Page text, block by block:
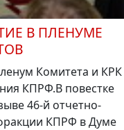
В ПЛЕНУМЕ
Комитета и КРК
КПРФ.В повестке
46-й отчетно-
КПРФ в Думе